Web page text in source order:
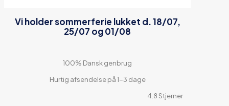
Vi holder sommerferie lukket d. 18/07,
25/07 og 01/08
100% Dansk genbrug
Hurtig afsendelse på 1-3 dage
4.8 Stjerner